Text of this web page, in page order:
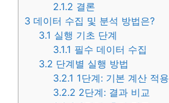
2.1.2 결론
3 데이터 수집 및 분석 방법은?
3.1 실행 기초 단계
3.1.1 필수 데이터 수집
3.2 단계별 실행 방법
3.2.1 1단계: 기본 계산 적용
3.2.2 2단계: 결과 비교